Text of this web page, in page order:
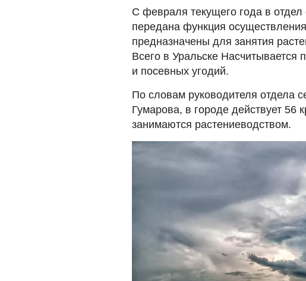
С февраля текущего года в отдел
передана функция
предназначены для занятия
Всего в Уральске Насчитывается
и посевных угодий.
По словам руководителя отдела
Гумарова, в городе действует 56
занимаются растениеводством.